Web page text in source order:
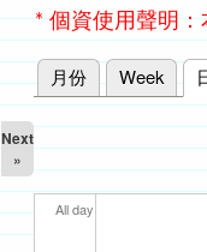
您在這裡
* 個資使用聲明
主要索引標籤
月份 Week
Next
»
All day